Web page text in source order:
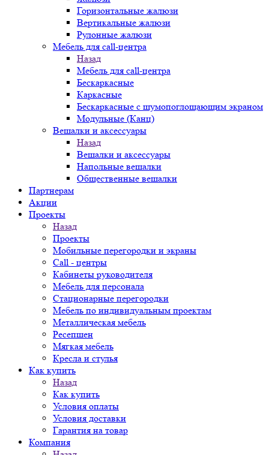
Горизонтальные жалюзи
Вертикальные жалюзи
Рулонные жалюзи
Мебель для call-центра
Назад
Мебель для call-центра
Бескаркасные
Каркасные
Бескаркасные с шумопоглощающим экраном
Модульные (Канц)
Вешалки и аксессуары
Назад
Вешалки и аксессуары
Напольные вешалки
Общественные вешалки
Партнерам
Акции
Проекты
Назад
Проекты
Мобильные перегородки и экраны
Call - центры
Кабинеты руководителя
Мебель для персонала
Стационарные перегородки
Мебель по индивидуальным проектам
Металлическая мебель
Ресепшен
Мягкая мебель
Кресла и стулья
Как купить
Назад
Как купить
Условия оплаты
Условия доставки
Гарантия на товар
Компания